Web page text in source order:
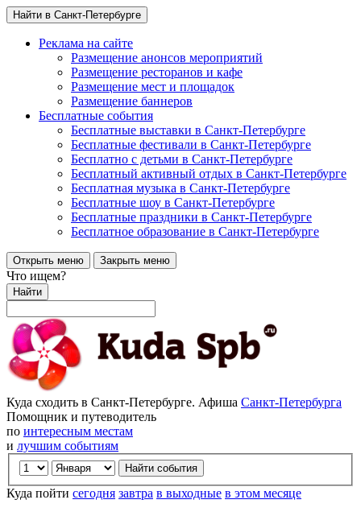
Найти в Санкт-Петербурге
Реклама на сайте
Размещение анонсов мероприятий
Размещение ресторанов и кафе
Размещение мест и площадок
Размещение баннеров
Бесплатные события
Бесплатные выставки в Санкт-Петербурге
Бесплатные фестивали в Санкт-Петербурге
Бесплатно с детьми в Санкт-Петербурге
Бесплатный активный отдых в Санкт-Петербурге
Бесплатная музыка в Санкт-Петербурге
Бесплатные шоу в Санкт-Петербурге
Бесплатные праздники в Санкт-Петербурге
Бесплатное образование в Санкт-Петербурге
Открыть меню Закрыть меню
Что ищем?
Найти
Куда сходить в Санкт-Петербурге. Афиша Санкт-Петербурга
Помощник и путеводитель
по интересным местам
и лучшим событиям
Куда пойти сегодня завтра в выходные в этом месяце